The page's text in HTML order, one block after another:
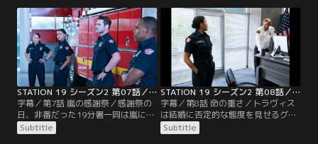
たジャックは、パーティーを計画す
るが、ディーンは頑なに拒否する。
一方、休暇中のベンはミランダから
別居したいと打ち明けられ、寝耳に
水のベンは動揺を隠せない。サリヴ
ァンに会いに…。
しようとしていた。そんな中、ライ
アンの父親が傷だらけで19分署に助
けを求めてくる。アンディやライア
ンと口論になるが、帰り際に倒れた
ところをアンディたちが救命措置を
施す。そして…。
STATION 19 シーズン2 第07話／字幕
字幕／第7話 嵐の感謝祭／感謝祭の
日、非番だった19分署一同は嵐によ
る人手不足で、急遽、分署に駆り出
される。そこへ警戒地区だからとい
Subtitle
STATION 19 シーズン2 第08話／字幕
字幕／第8話 命の重さ／トラヴィス
は結婚に否定的な態度を見せるグラ
ントに不満を抱く。ジャックの態度
に異変を感じたプルイットは、彼以
Subtitle